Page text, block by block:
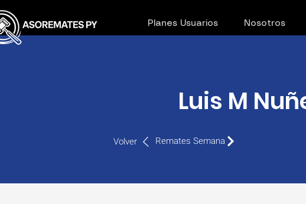
Planes Usuarios Nosotros
Luis M
Remates Semana
Volver